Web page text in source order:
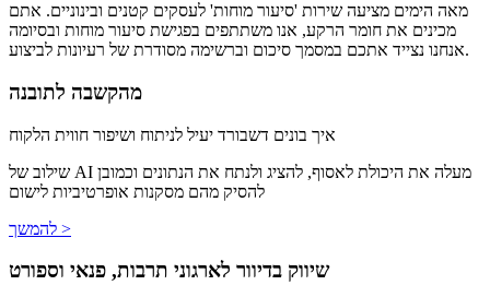
מאה הימים מציעה שירות 'סיעור מוחות' לעסקים קטנים ובינוניים. אתם
מכינים את חומר הרקע, אנו משתתפים בפגישת סיעור מוחות ובסיומה
אנחנו נצייד אתכם במסמך סיכום וברשימה מסודרת של רעיונות לביצוע.
מהקשבה לתובנה
איך בונים דשבורד יעיל לניתוח ושיפור חווית הלקוח
שילוב של AI מעלה את היכולת לאסוף, להציג ולנתח את הנתונים וכמובן
להסיק מהם מסקנות אופרטיביות לישום
להמשך >
שיווק בדיוור לארגוני תרבות, פנאי וספורט